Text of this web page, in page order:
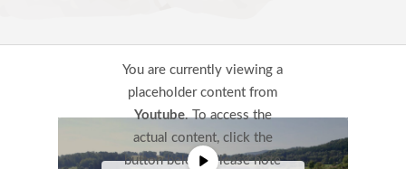
You are currently viewing a
placeholder content from
Youtube. To access the
actual content, click the
button below. Please note